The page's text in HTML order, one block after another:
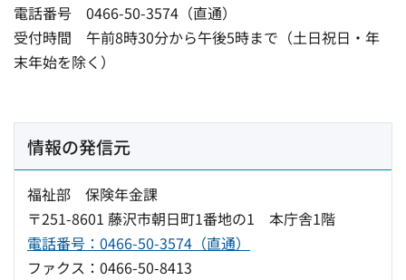
電話番号 0466-50-3574（直通）
受付時間 午前8時30分から午後5時まで（土日祝日・年
末年始を除く）
情報の発信元
福祉部 保険年金課
〒251-8601 藤沢市朝日町1番地の1 本庁舎1階
電話番号：0466-50-3574（直通）
ファクス：0466-50-8413